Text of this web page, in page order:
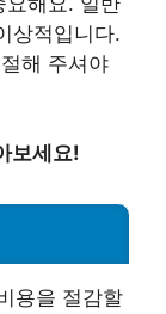
상적입니다.
해 주셔야
보세요!
용을 절감할